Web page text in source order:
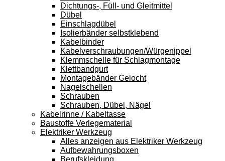
Dichtungs-, Füll- und Gleitmittel
Dübel
Einschlagdübel
Isolierbänder selbstklebend
Kabelbinder
Kabelverschraubungen/Würgenippel
Klemmschelle für Schlagmontage
Klettbandgurt
Montagebänder Gelocht
Nagelschellen
Schrauben
Schrauben, Dübel, Nägel
Kabelrinne / Kabeltasse
Baustoffe Verlegematerial
Elektriker Werkzeug
Alles anzeigen aus Elektriker Werkzeug
Aufbewahrungsboxen
Berufskleidung